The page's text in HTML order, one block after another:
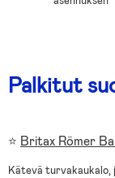
Palkitut
⭐ Britax Römer
Kätevä turvakaukalo,